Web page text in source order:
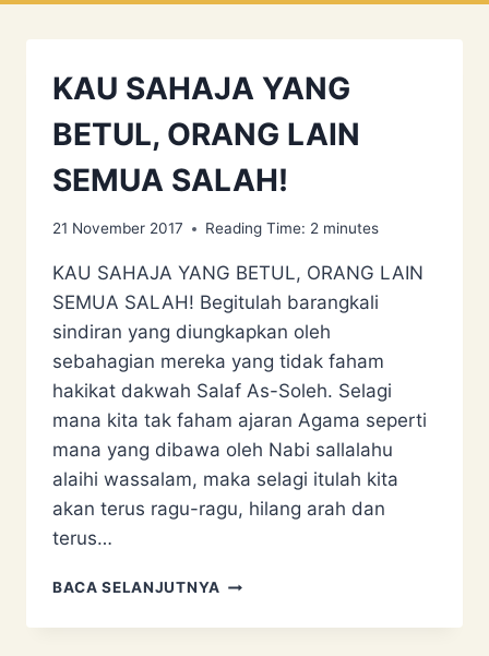
KAU SAHAJA YANG
BETUL, ORANG LAIN
SEMUA SALAH!
21 November 2017 Reading Time: 2 minutes
KAU SAHAJA YANG BETUL, ORANG LAIN
SEMUA SALAH! Begitulah barangkali
sindiran yang diungkapkan oleh
sebahagian mereka yang tidak faham
hakikat dakwah Salaf As-Soleh. Selagi
mana kita tak faham ajaran Agama seperti
mana yang dibawa oleh Nabi sallalahu
alaihi wassalam, maka selagi itulah kita
akan terus ragu-ragu, hilang arah dan
terus…
BACA SELANJUTNYA KAU
YANG